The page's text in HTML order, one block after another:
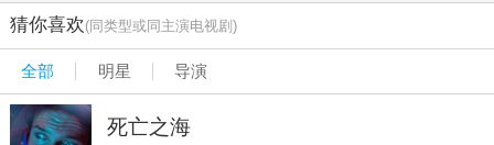
所有精彩篇章，这部片子塑造了众多色彩绚丽的屏幕形象。
唐玄藏稳重端庄，孙悟空机敏诙谐，猪八戒愚直滑稽，沙和
尚憨厚忠勇，活灵活现，惟妙惟肖。除了师徒四人以外，还
有各路神仙佛道以及四海妖魔鬼怪。西天取经的路途虽然遥
远和艰辛，但师徒四人总能化险为夷，终究取得正果。 该片
采用实景为主，内外景结合的拍摄方法。既有金碧辉煌的灵
猜你喜欢(同类型或同主演电视剧)
全部 明星 导演
死亡之海